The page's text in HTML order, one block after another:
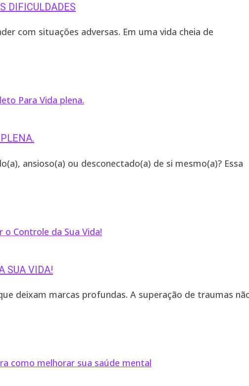
DIFICULDADES
com situações adversas. Em uma vida cheia de
ansioso(a) ou desconectado(a) de si mesmo(a)? Essa
SUA VIDA!
deixam marcas profundas. A superação de traumas